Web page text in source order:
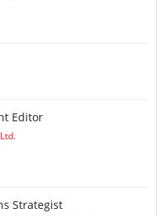
Editor
Strategist